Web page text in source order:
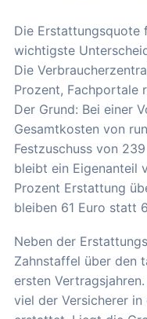
Die Erstattungsquote
wichtigste
Die
Prozent, Fachportale
Der Grund: Bei einer
Gesamtkosten von
Festzuschuss von
bleibt ein Eigenanteil
Prozent Erstattung
bleiben 61 Euro statt
Neben der
Zahnstaffel über den
ersten
viel der Versicherer